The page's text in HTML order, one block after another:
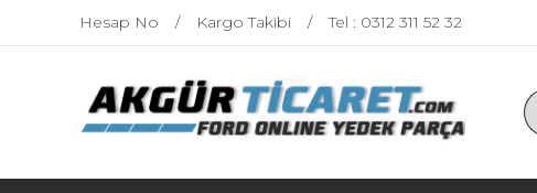
Hesap No Kargo Takibi Tel : 0312 311 52 32